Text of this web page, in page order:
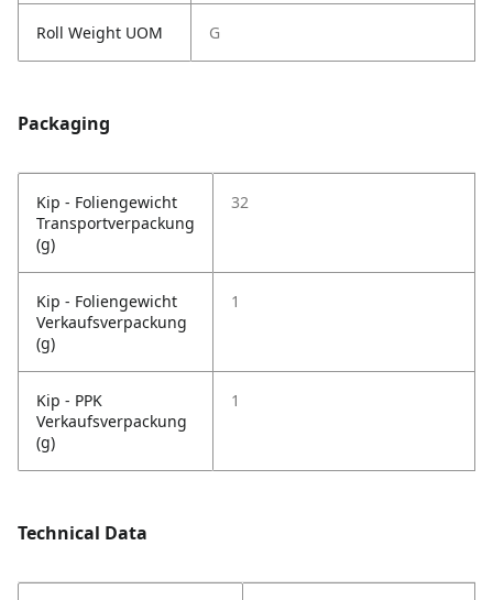
Roll Weight UOM G
Packaging
Kip - Foliengewicht
Transportverpackung
(g)
32
Kip - Foliengewicht
Verkaufsverpackung
(g)
1
Kip - PPK
Verkaufsverpackung
(g)
1
Technical Data